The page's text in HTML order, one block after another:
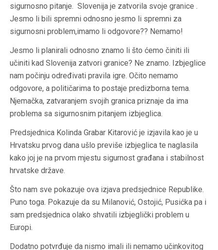
sigurnosno pitanje. Slovenija je zatvorila svoje granice .
Jesmo li bili spremni odnosno jesmo li spremni za
sigurnosni problem,imamo li odgovore?? Nemamo!
Jesmo li planirali odnosno znamo li što ćemo činiti ili
učiniti kad Slovenija zatvori granice? Ne znamo. Izbjeglice
nam počinju određivati pravila igre. Očito nemamo
odgovore, a političarima to postaje predizborna tema.
Njemačka, zatvaranjem svojih granica priznaje da ima
problema sa sigurnosnim pitanjem izbjeglica.
Predsjednica Kolinda Grabar Kitarović je izjavila kao je u
Hrvatsku prvog dana ušlo previše izbjeglica te naglasila
kako joj je na prvom mjestu sigurnost građana i stabilnost
hrvatske države.
Što nam sve pokazuje ova izjava predsjednice Republike.
Puno toga. Pokazuje da su Milanović, Ostojić, Pusićka pa i
sam predsjednica olako shvatili izbjeglički problem u
Europi.
Dodatno potvrđuje da nismo imali ili nemamo učinkovitog